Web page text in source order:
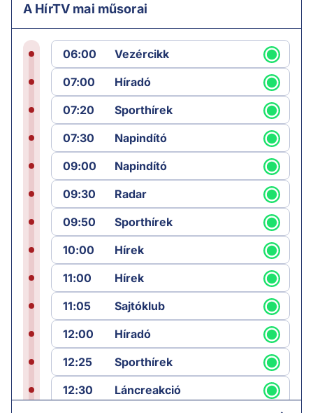
A HírTV mai műsorai
06:00
Vezércikk
07:00
Híradó
07:20
Sporthírek
07:30
Napindító
09:00
Napindító
09:30
Radar
09:50
Sporthírek
10:00
Hírek
11:00
Hírek
11:05
Sajtóklub
12:00
Híradó
12:25
Sporthírek
12:30
Láncreakció